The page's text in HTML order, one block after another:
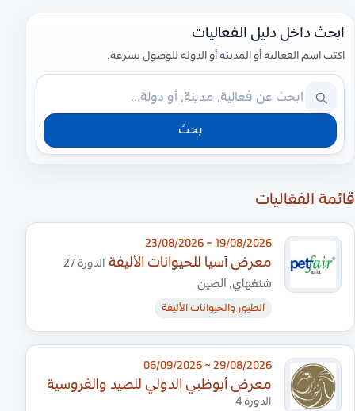
ابحث داخل دليل الفعاليات
اكتب اسم الفعالية أو المدينة أو الدولة للوصول بسرعة.
بحث
قائمة الفعّاليات
19/08/2026 ~ 23/08/2026
معرض آسيا للحيوانات الأليفة الدورة 27
شنغهاي, الصين
الطيور والحيوانات الأليفة
29/08/2026 ~ 06/09/2026
معرض أبوظبي الدولي للصيد والفروسية
الدورة 4